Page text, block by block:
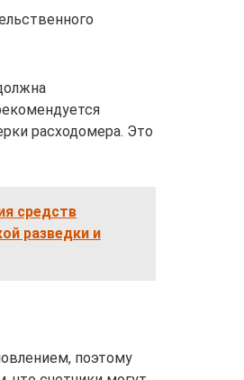
расходомера. Это
средств
разведки и
поэтому